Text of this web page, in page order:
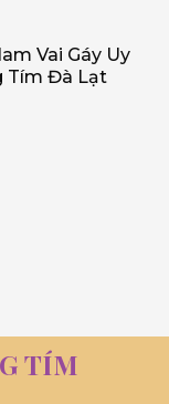
Vai Gáy Uy
Tím Đà Lạt
TÍM